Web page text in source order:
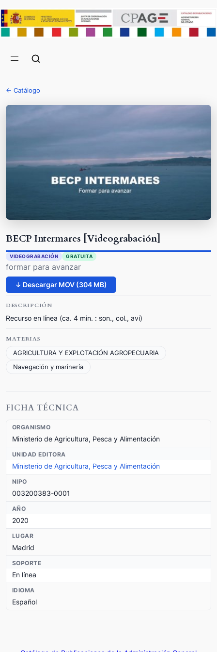
← Catálogo
BECP Intermares [Videograbación]
VIDEOGRABACIÓN GRATUITA
formar para avanzar
↓ Descargar MOV (304 MB)
DESCRIPCIÓN
Recurso en línea (ca. 4 min. : son., col., avi)
MATERIAS
AGRICULTURA Y EXPLOTACIÓN AGROPECUARIA
Navegación y marinería
FICHA TÉCNICA
ORGANISMO
Ministerio de Agricultura, Pesca y Alimentación
UNIDAD EDITORA
Ministerio de Agricultura, Pesca y Alimentación
NIPO
003200383-0001
AÑO
2020
LUGAR
Madrid
SOPORTE
En línea
IDIOMA
Español